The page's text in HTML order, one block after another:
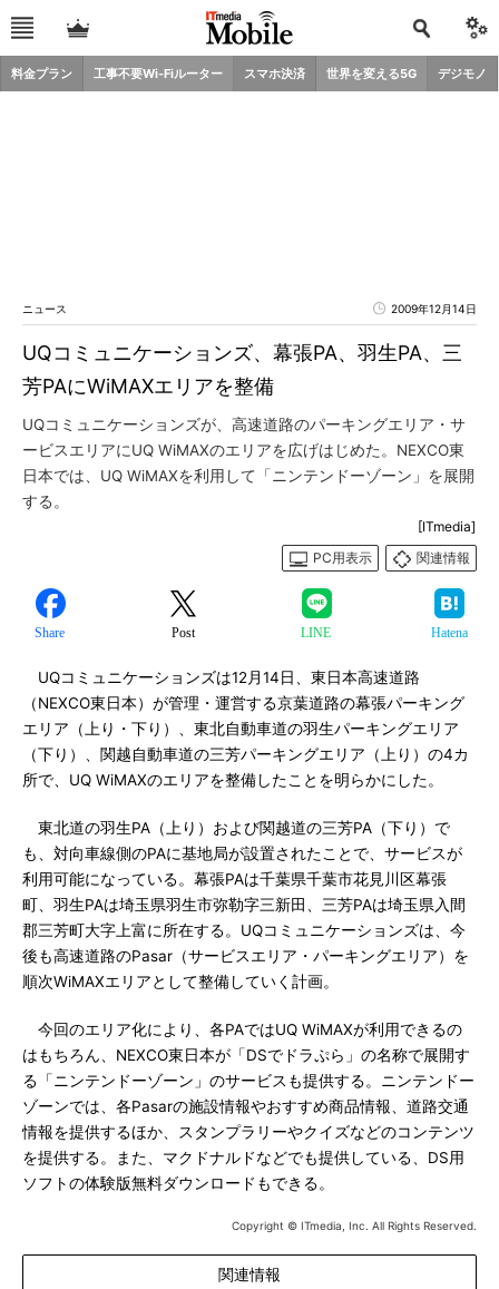
料金プラン 工事不要Wi-Fiルーター スマホ決済 世界を変える5G デジモノ
ニュース 2009年12月14日
UQコミュニケーションズ、幕張PA、羽生PA、三
芳PAにWiMAXエリアを整備
UQコミュニケーションズが、高速道路のパーキングエリア・サ
ービスエリアにUQ WiMAXのエリアを広げはじめた。NEXCO東
日本では、UQ WiMAXを利用して「ニンテンドーゾーン」を展開
する。
[ITmedia]
PC用表示
関連情報
Share Post LINE Hatena
UQコミュニケーションズは12月14日、東日本高速道路
（NEXCO東日本）が管理・運営する京葉道路の幕張パーキング
エリア（上り・下り）、東北自動車道の羽生パーキングエリア
（下り）、関越自動車道の三芳パーキングエリア（上り）の4カ
所で、UQ WiMAXのエリアを整備したことを明らかにした。
東北道の羽生PA（上り）および関越道の三芳PA（下り）で
も、対向車線側のPAに基地局が設置されたことで、サービスが
利用可能になっている。幕張PAは千葉県千葉市花見川区幕張
町、羽生PAは埼玉県羽生市弥勒字三新田、三芳PAは埼玉県入間
郡三芳町大字上富に所在する。UQコミュニケーションズは、今
後も高速道路のPasar（サービスエリア・パーキングエリア）を
順次WiMAXエリアとして整備していく計画。
今回のエリア化により、各PAではUQ WiMAXが利用できるの
はもちろん、NEXCO東日本が「DSでドラぷら」の名称で展開す
る「ニンテンドーゾーン」のサービスも提供する。ニンテンドー
ゾーンでは、各Pasarの施設情報やおすすめ商品情報、道路交通
情報を提供するほか、スタンプラリーやクイズなどのコンテンツ
を提供する。また、マクドナルドなどでも提供している、DS用
ソフトの体験版無料ダウンロードもできる。
Copyright © ITmedia, Inc. All Rights Reserved.
関連情報